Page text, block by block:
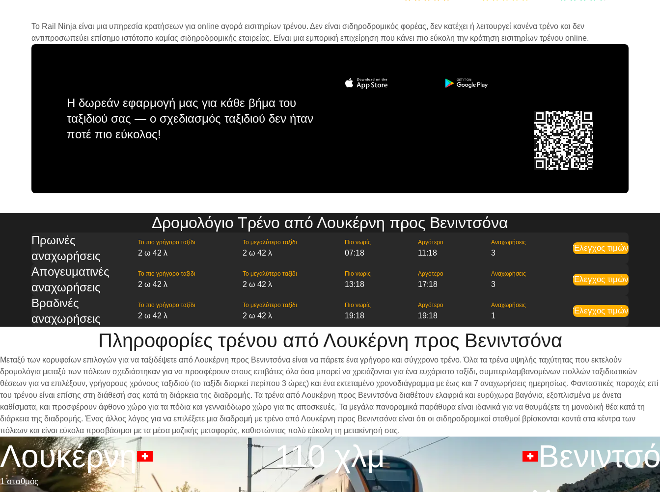
Το Rail Ninja είναι μια υπηρεσία κρατήσεων για online αγορά εισιτηρίων τρένου. Δεν είναι σιδηροδρομικός φορέας, δεν κατέχει ή λειτουργεί κανένα τρένο και δεν
αντιπροσωπεύει επίσημο ιστότοπο καμίας σιδηροδρομικής εταιρείας. Είναι μια εμπορική επιχείρηση που κάνει πιο εύκολη την κράτηση εισιτηρίων τρένου online.
Η δωρεάν εφαρμογή μας για κάθε βήμα του
ταξιδιού σας — ο σχεδιασμός ταξιδιού δεν ήταν
ποτέ πιο εύκολος!
Δρομολόγιο Τρένο από Λουκέρνη προς Βενιντσόνα
Πρωινές
αναχωρήσεις
Το πιο γρήγορο ταξίδι
2 ω 42 λ
Το μεγαλύτερο ταξίδι
2 ω 42 λ
Πιο νωρίς
07:18
Αργότερο
11:18
Αναχωρήσεις
3
Έλεγχος τιμών
Απογευματινές
αναχωρήσεις
Το πιο γρήγορο ταξίδι
2 ω 42 λ
Το μεγαλύτερο ταξίδι
2 ω 42 λ
Πιο νωρίς
13:18
Αργότερο
17:18
Αναχωρήσεις
3
Έλεγχος τιμών
Βραδινές
αναχωρήσεις
Το πιο γρήγορο ταξίδι
2 ω 42 λ
Το μεγαλύτερο ταξίδι
2 ω 42 λ
Πιο νωρίς
19:18
Αργότερο
19:18
Αναχωρήσεις
1
Έλεγχος τιμών
Πληροφορίες τρένου από Λουκέρνη προς Βενιντσόνα
Μεταξύ των κορυφαίων επιλογών για να ταξιδέψετε από Λουκέρνη προς Βενιντσόνα είναι να πάρετε ένα γρήγορο και σύγχρονο τρένο. Όλα τα τρένα υψηλής ταχύτητας που εκτελούν
δρομολόγια μεταξύ των πόλεων σχεδιάστηκαν για να προσφέρουν στους επιβάτες όλα όσα μπορεί να χρειάζονται για ένα ευχάριστο ταξίδι, συμπεριλαμβανομένων πολλών ταξιδιωτικών
θέσεων για να επιλέξουν, γρήγορους χρόνους ταξιδιού (το ταξίδι διαρκεί περίπου 3 ώρες) και ένα εκτεταμένο χρονοδιάγραμμα με έως και 7 αναχωρήσεις ημερησίως. Φανταστικές παροχές επί
του τρένου είναι επίσης στη διάθεσή σας κατά τη διάρκεια της διαδρομής. Τα τρένα από Λουκέρνη προς Βενιντσόνα διαθέτουν ελαφριά και ευρύχωρα βαγόνια, εξοπλισμένα με άνετα
καθίσματα, και προσφέρουν άφθονο χώρο για τα πόδια και γενναιόδωρο χώρο για τις αποσκευές. Τα μεγάλα πανοραμικά παράθυρα είναι ιδανικά για να θαυμάζετε τη μοναδική θέα κατά τη
διάρκεια της διαδρομής. Ένας άλλος λόγος για να επιλέξετε μια διαδρομή με τρένο από Λουκέρνη προς Βενιντσόνα είναι ότι οι σιδηροδρομικοί σταθμοί βρίσκονται κοντά στα κέντρα των
πόλεων και είναι εύκολα προσβάσιμοι με τα μέσα μαζικής μεταφοράς, καθιστώντας πολύ εύκολη τη μετακίνησή σας.
Λουκέρνη
1 σταθμός
110 χλμ